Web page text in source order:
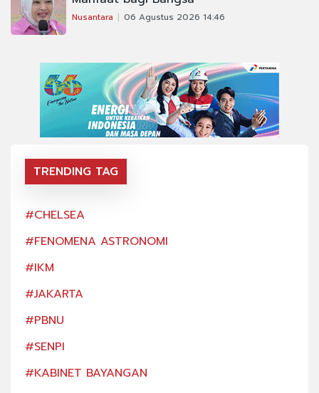
Nusantara 06 Agustus 2026 14:46
TRENDING TAG
#CHELSEA
#FENOMENA ASTRONOMI
#IKM
#JAKARTA
#PBNU
#SENPI
#KABINET BAYANGAN